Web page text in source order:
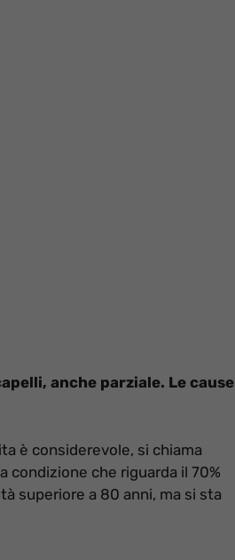
anche parziale. Le cause
è considerevole, si chiama
condizione che riguarda il 70%
superiore a 80 anni, ma si sta